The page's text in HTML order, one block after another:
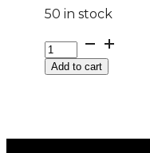
50 in stock
G245/40R19
98V
XLAdd to cart